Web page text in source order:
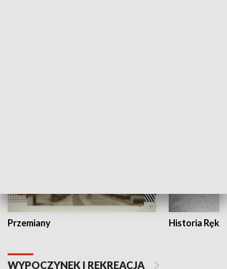
Przemiany Historia Ręką
WYPOCZYNEK I REKREACJA